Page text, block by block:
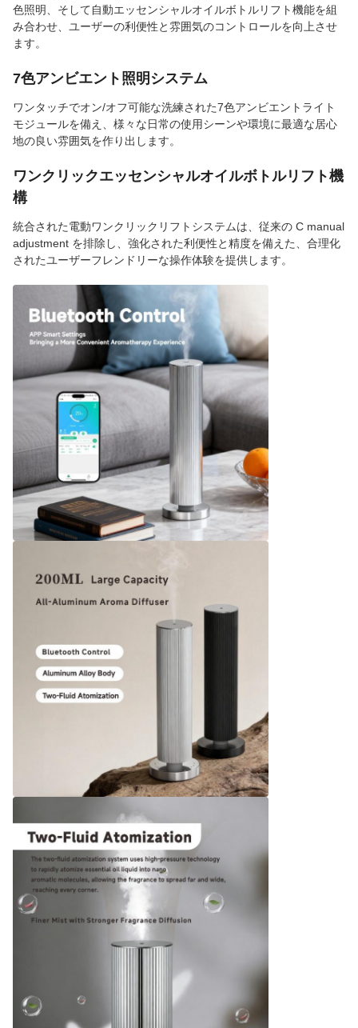
色照明、そして自動エッセンシャルオイルボトルリフト機能を組
み合わせ、ユーザーの利便性と雰囲気のコントロールを向上させ
ます。
7色アンビエント照明システム
ワンタッチでオン/オフ可能な洗練された7色アンビエントライト
モジュールを備え、様々な日常の使用シーンや環境に最適な居心
地の良い雰囲気を作り出します。
ワンクリックエッセンシャルオイルボトルリフト機
構
統合された電動ワンクリックリフトシステムは、従来の С manual
adjustment を排除し、強化された利便性と精度を備えた、合理化
されたユーザーフレンドリーな操作体験を提供します。